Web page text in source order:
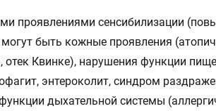
проявлениями сенсибилизации
быть кожные проявления
отек Квинке), нарушения функции
энтероколит, синдром
дыхательной системы